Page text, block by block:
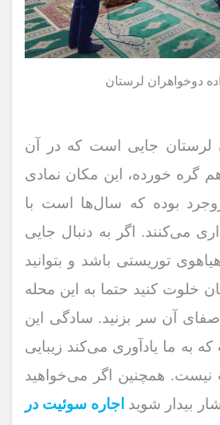
دوخواهران لرستان
لرستان جایی است که در آن
گره خورده‌، این مکان نمادی
بوده که سال‌ها است با
می‌کنند. اگر به دنبال جایی
توریستی باشد و بتوانید
خلوت کنید حتما به این محله
آن سر بزنید. سادگی این
به ما یادآوری می‌کند زیبایی
نیست. همچنین اگر می‌خواهید
بیدار شوید اجاره سوئیت در